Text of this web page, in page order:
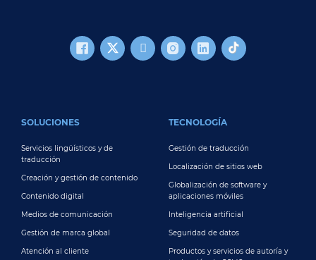
SOLUCIONES
Servicios lingüísticos y de
traducción
Creación y gestión de contenido
Contenido digital
Medios de comunicación
Gestión de marca global
Atención al cliente
TECNOLOGÍA
Gestión de traducción
Localización de sitios web
Globalización de software y
aplicaciones móviles
Inteligencia artificial
Seguridad de datos
Productos y servicios de autoría y